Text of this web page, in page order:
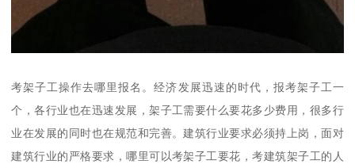
考架子工操作去哪里报名。经济发展迅速的时代，报考架子工一
个，各行业也在迅速发展，架子工需要什么要花多少费用，很多行
业在发展的同时也在规范和完善。建筑行业要求必须持上岗，面对
建筑行业的严格要求，哪里可以考架子工要花，考建筑架子工的人